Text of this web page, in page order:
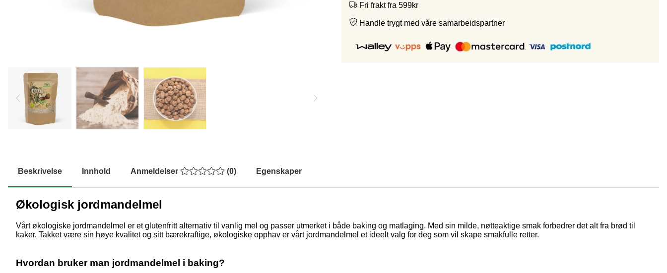
Fri frakt fra 599kr
Handle trygt med våre samarbeidspartner
Beskrivelse Innhold Anmeldelser (0) Egenskaper
Økologisk jordmandelmel
Vårt økologiske jordmandelmel er et glutenfritt alternativ til vanlig mel og passer utmerket i både baking og matlaging. Med sin milde, nøtteaktige smak forbedrer det alt fra brød til
kaker. Takket være sin høye kvalitet og sitt bærekraftige, økologiske opphav er vårt jordmandelmel et ideelt valg for deg som vil skape smakfulle retter.
Hvordan bruker man jordmandelmel i baking?